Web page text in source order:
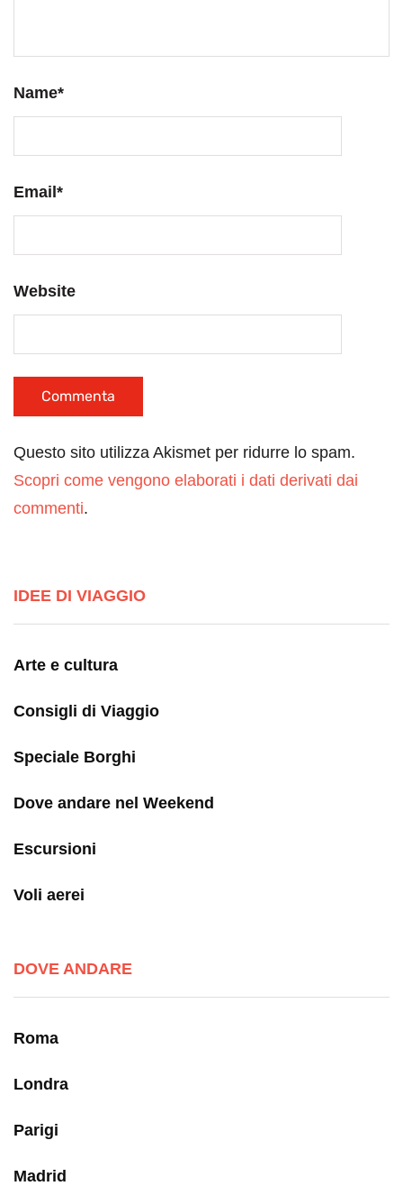
Name*
Email*
Website
Questo sito utilizza Akismet per ridurre lo spam.
Scopri come vengono elaborati i dati derivati dai
commenti.
IDEE DI VIAGGIO
Arte e cultura
Consigli di Viaggio
Speciale Borghi
Dove andare nel Weekend
Escursioni
Voli aerei
DOVE ANDARE
Roma
Londra
Parigi
Madrid